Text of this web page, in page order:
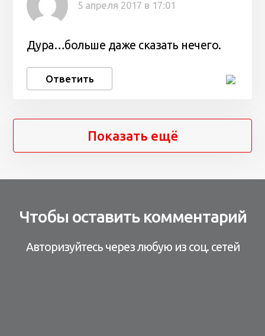
5 апреля 2017 в 17:01
Дура…больше даже сказать нечего.
Ответить
Показать ещё
Чтобы оставить комментарий
Авторизуйтесь через любую из соц. сетей